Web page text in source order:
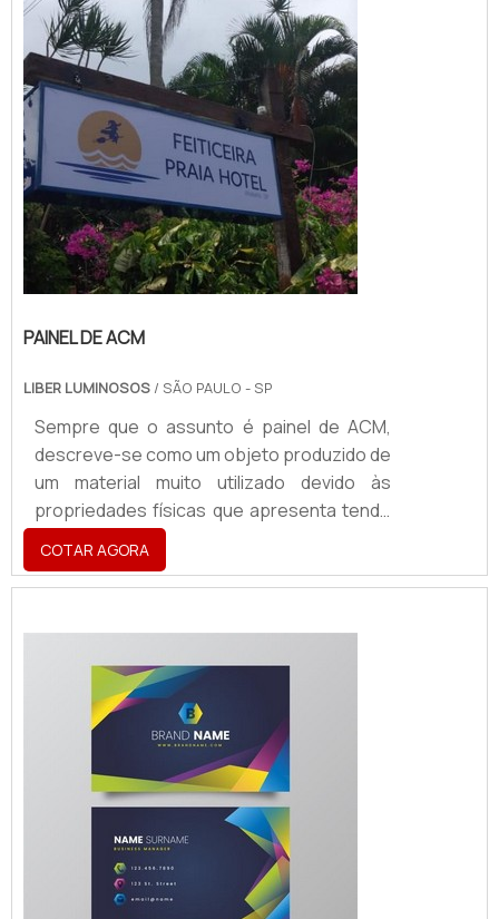
APLICAÇÕESSendo assim, os toldos
podem se tornar ótimas alternativas para
pessoa...
PAINEL DE ACM
LIBER LUMINOSOS / SÃO PAULO - SP
Sempre que o assunto é painel de ACM,
descreve-se como um objeto produzido de
um material muito utilizado devido às
propriedades físicas que apresenta tendo
a aplicabilidade em atestar a identidade
visual de uma marca, sendo utilizado para a
criação
GARANTE UMA SÉRIE DE BENEFÍCIOSO
produto é, hoje, um ponto de extrema
importância para segmentos como cafés,
COTAR AGORA